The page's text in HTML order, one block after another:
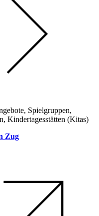
Spielgruppen,
Kindertagesstätten (Kitas)
Zug